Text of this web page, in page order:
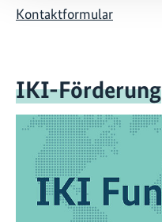
Kontaktformular
IKI-Förderung